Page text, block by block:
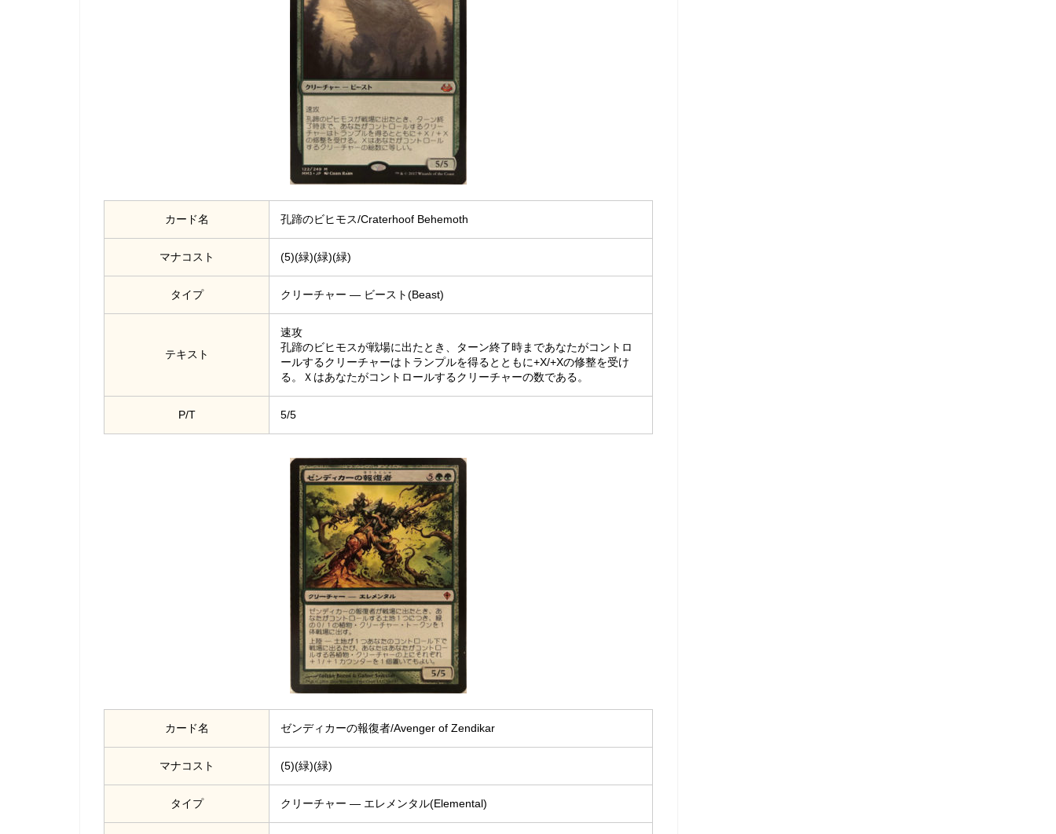
カード名 孔蹄のビヒモス/Craterhoof Behemoth
マナコスト (5)(緑)(緑)(緑)
タイプ クリーチャー — ビースト(Beast)
テキスト
速攻
孔蹄のビヒモスが戦場に出たとき、ターン終了時まであなたがコントロ
ールするクリーチャーはトランプルを得るとともに+X/+Xの修整を受け
る。Ｘはあなたがコントロールするクリーチャーの数である。
P/T 5/5
カード名 ゼンディカーの報復者/Avenger of Zendikar
マナコスト (5)(緑)(緑)
タイプ クリーチャー — エレメンタル(Elemental)